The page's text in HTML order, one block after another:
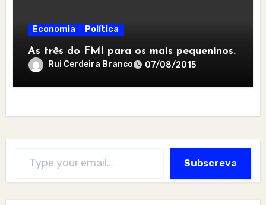
Economia Política
As três do FMI para os mais pequeninos.
Rui Cerdeira Branco 07/08/2015
Subscreva